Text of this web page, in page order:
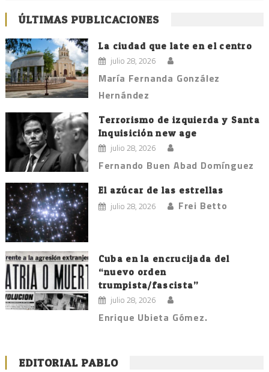
ÚLTIMAS PUBLICACIONES
La ciudad que late en el centro
julio 28, 2026
María Fernanda González
Hernández
Terrorismo de izquierda y Santa
Inquisición new age
julio 28, 2026
Fernando Buen Abad Domínguez
El azúcar de las estrellas
julio 28, 2026 Frei Betto
Cuba en la encrucijada del
“nuevo orden
trumpista/fascista”
julio 28, 2026
Enrique Ubieta Gómez.
EDITORIAL PABLO